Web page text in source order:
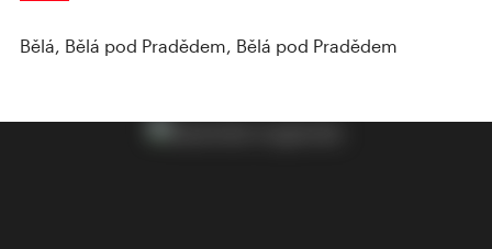
Bělá, Bělá pod Pradědem, Bělá pod Pradědem